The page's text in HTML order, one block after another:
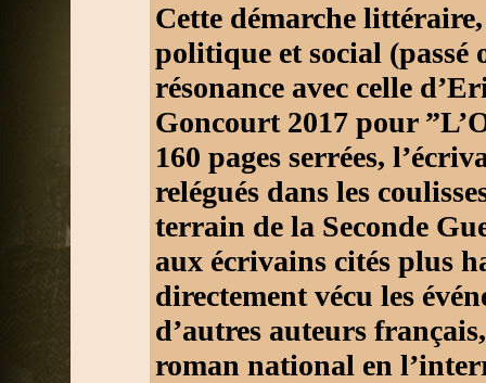
Cette démarche
politique et social (passé
résonance avec celle
Goncourt 2017 pour
160 pages serrées,
relégués dans les
terrain de la Seconde
aux écrivains cités plus
directement vécu les
d’autres auteurs
roman national en